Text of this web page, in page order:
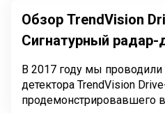
Обзор TrendVision
Сигнатурный радар-
В 2017 году мы проводили
детектора TrendVision
продемонстрировавшего